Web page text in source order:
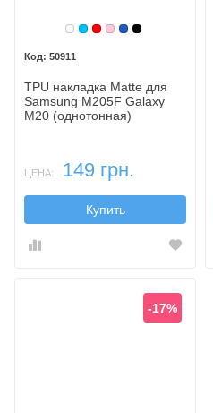
Белый
Голубой
Красный
Розовый
Синий, темный
Черный
50911
TPU накладка Matte для
Samsung M205F Galaxy
M20 (однотонная)
ЦЕНА: 149 грн.
Купить
-17%